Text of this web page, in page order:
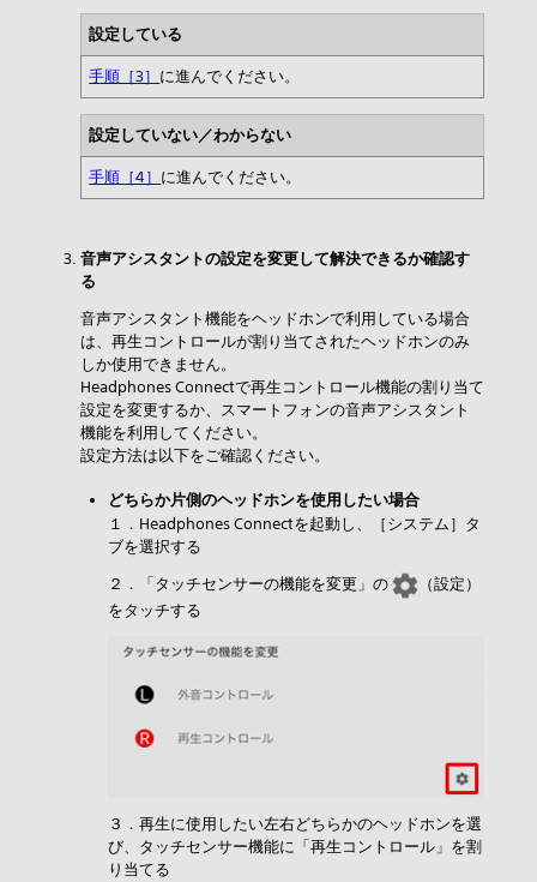
設定している
手順［3］ に進んでください。
設定していない／わからない
手順［4］ に進んでください。
音声アシスタントの設定を変更して解決できるか確認す
る
音声アシスタント機能をヘッドホンで利用している場合
は、再生コントロールが割り当てされたヘッドホンのみ
しか使用できません。
Headphones Connectで再生コントロール機能の割り当て
設定を変更するか、スマートフォンの音声アシスタント
機能を利用してください。
設定方法は以下をご確認ください。
どちらか片側のヘッドホンを使用したい場合
１．Headphones Connectを起動し、［システム］タ
ブを選択する
２．「タッチセンサーの機能を変更」の
（設定）
をタッチする
３．再生に使用したい左右どちらかのヘッドホンを選
び、タッチセンサー機能に「再生コントロール」を割
り当てる